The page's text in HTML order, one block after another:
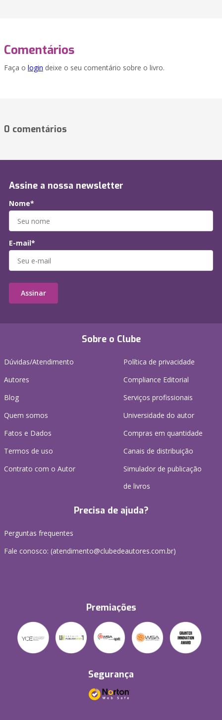
Comentários
Faça o login deixe o seu comentário sobre o livro.
0 comentários
Sobre o Clube
Dúvidas/Atendimento
Autores
Blog
Quem somos
Fatos e Dados
Termos de uso
Contrato com o Autor
Política de privacidade
Compliance Editorial
Serviços profissionais
Universidade do autor
Compras em quantidade
Canais de distribuição
Simulador de publicação
de livros
Precisa de ajuda?
Perguntas frequentes
Fale conosco: (atendimento@clubedeautores.com.br)
Premiações
Segurança
Assine a nossa newsletter
Nome*
E-mail*
Assinar